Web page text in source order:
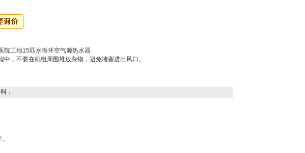
院工地15匹水循环空气源热水器
中，不要在机组周围堆放杂物，避免堵塞进出风口。
：